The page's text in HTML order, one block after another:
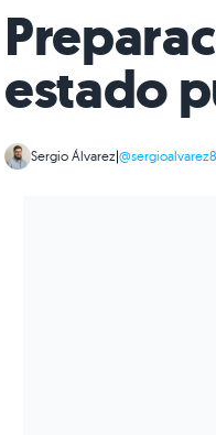
estado
Sergio Álvarez|